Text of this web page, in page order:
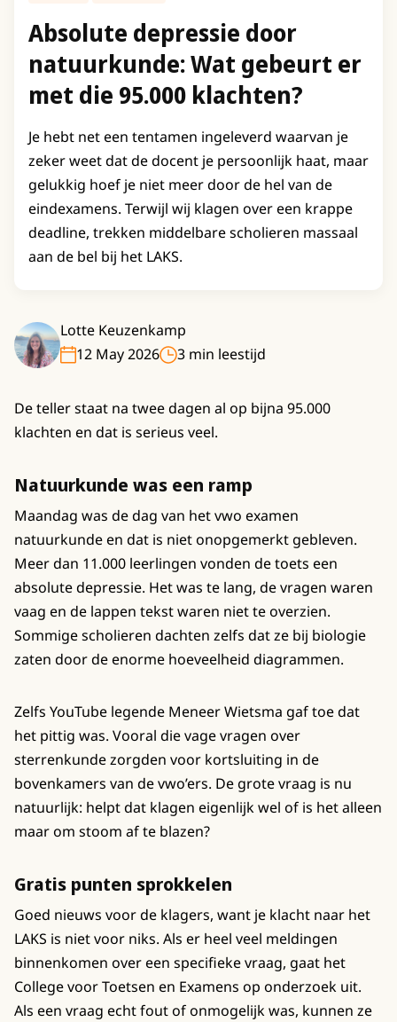
Absolute depressie door
natuurkunde: Wat gebeurt er
met die 95.000 klachten?
Je hebt net een tentamen ingeleverd waarvan je
zeker weet dat de docent je persoonlijk haat, maar
gelukkig hoef je niet meer door de hel van de
eindexamens. Terwijl wij klagen over een krappe
deadline, trekken middelbare scholieren massaal
aan de bel bij het LAKS.
Lotte Keuzenkamp
12 May 2026
3 min leestijd
De teller staat na twee dagen al op bijna 95.000
klachten en dat is serieus veel.
Natuurkunde was een ramp
Maandag was de dag van het vwo examen
natuurkunde en dat is niet onopgemerkt gebleven.
Meer dan 11.000 leerlingen vonden de toets een
absolute depressie. Het was te lang, de vragen waren
vaag en de lappen tekst waren niet te overzien.
Sommige scholieren dachten zelfs dat ze bij biologie
zaten door de enorme hoeveelheid diagrammen.
Zelfs YouTube legende Meneer Wietsma gaf toe dat
het pittig was. Vooral die vage vragen over
sterrenkunde zorgden voor kortsluiting in de
bovenkamers van de vwo’ers. De grote vraag is nu
natuurlijk: helpt dat klagen eigenlijk wel of is het alleen
maar om stoom af te blazen?
Gratis punten sprokkelen
Goed nieuws voor de klagers, want je klacht naar het
LAKS is niet voor niks. Als er heel veel meldingen
binnenkomen over een specifieke vraag, gaat het
College voor Toetsen en Examens op onderzoek uit.
Als een vraag echt fout of onmogelijk was, kunnen ze